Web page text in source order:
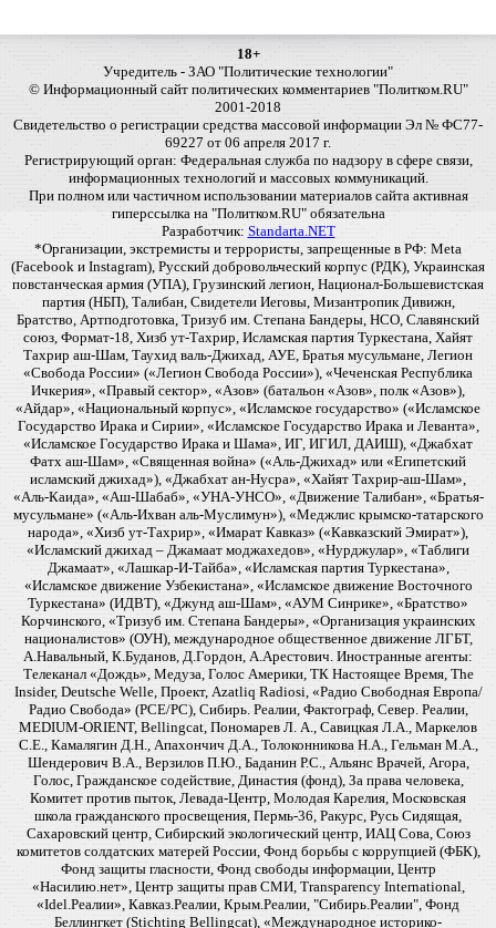
18+
Учредитель - ЗАО "Политические технологии"
© Информационный сайт политических комментариев "Политком.RU"
2001-2018
Свидетельство о регистрации средства массовой информации Эл № ФС77-
69227 от 06 апреля 2017 г.
Регистрирующий орган: Федеральная служба по надзору в сфере связи,
информационных технологий и массовых коммуникаций.
При полном или частичном использовании материалов сайта активная
гиперссылка на "Политком.RU" обязательна
Разработчик: Standarta.NET
*Организации, экстремисты и террористы, запрещенные в РФ: Meta
(Facebook и Instagram), Русский добровольческий корпус (РДК), Украинская
повстанческая армия (УПА), Грузинский легион, Национал-Большевистская
партия (НБП), Талибан, Свидетели Иеговы, Мизантропик Дивижн,
Братство, Артподготовка, Тризуб им. Степана Бандеры, НСО, Славянский
союз, Формат-18, Хизб ут-Тахрир, Исламская партия Туркестана, Хайят
Тахрир аш-Шам, Таухид валь-Джихад, АУЕ, Братья мусульмане, Легион
«Свобода России» («Легион Свобода России»), «Чеченская Республика
Ичкерия», «Правый сектор», «Азов» (батальон «Азов», полк «Азов»),
«Айдар», «Национальный корпус», «Исламское государство» («Исламское
Государство Ирака и Сирии», «Исламское Государство Ирака и Леванта»,
«Исламское Государство Ирака и Шама», ИГ, ИГИЛ, ДАИШ), «Джабхат
Фатх аш-Шам», «Священная война» («Аль-Джихад» или «Египетский
исламский джихад»), «Джабхат ан-Нусра», «Хайят Тахрир-аш-Шам»,
«Аль-Каида», «Аш-Шабаб», «УНА-УНСО», «Движение Талибан», «Братья-
мусульмане» («Аль-Ихван аль-Муслимун»), «Меджлис крымско-татарского
народа», «Хизб ут-Тахрир», «Имарат Кавказ» («Кавказский Эмират»),
«Исламский джихад – Джамаат моджахедов», «Нурджулар», «Таблиги
Джамаат», «Лашкар-И-Тайба», «Исламская партия Туркестана»,
«Исламское движение Узбекистана», «Исламское движение Восточного
Туркестана» (ИДВТ), «Джунд аш-Шам», «АУМ Синрике», «Братство»
Корчинского, «Тризуб им. Степана Бандеры», «Организация украинских
националистов» (ОУН), международное общественное движение ЛГБТ,
А.Навальный, К.Буданов, Д.Гордон, А.Арестович. Иностранные агенты:
Телеканал «Дождь», Медуза, Голос Америки, ТК Настоящее Время, The
Insider, Deutsche Welle, Проект, Azatliq Radiosi, «Радио Свободная Европа/
Радио Свобода» (PCE/PC), Сибирь. Реалии, Фактограф, Север. Реалии,
MEDIUM-ORIENT, Bellingcat, Пономарев Л. А., Савицкая Л.А., Маркелов
С.Е., Камалягин Д.Н., Апахончич Д.А., Толоконникова Н.А., Гельман М.А.,
Шендерович В.А., Верзилов П.Ю., Баданин Р.С., Альянс Врачей, Агора,
Голос, Гражданское содействие, Династия (фонд), За права человека,
Комитет против пыток, Левада-Центр, Молодая Карелия, Московская
школа гражданского просвещения, Пермь-36, Ракурс, Русь Сидящая,
Сахаровский центр, Сибирский экологический центр, ИАЦ Сова, Союз
комитетов солдатских матерей России, Фонд борьбы с коррупцией (ФБК),
Фонд защиты гласности, Фонд свободы информации, Центр
«Насилию.нет», Центр защиты прав СМИ, Transparency International,
«Idel.Реалии», Кавказ.Реалии, Крым.Реалии, "Сибирь.Реалии", Фонд
Беллингкет (Stichting Bellingcat), «Международное историко-